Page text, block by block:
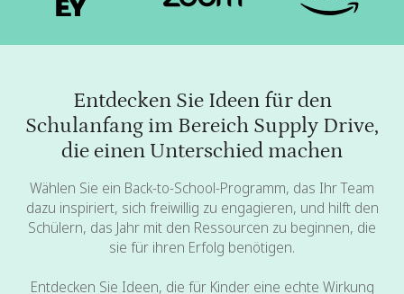
Entdecken Sie Ideen für den
Schulanfang im Bereich Supply Drive,
die einen Unterschied machen
Wählen Sie ein Back-to-School-Programm, das Ihr Team
dazu inspiriert, sich freiwillig zu engagieren, und hilft den
Schülern, das Jahr mit den Ressourcen zu beginnen, die
sie für ihren Erfolg benötigen.
Entdecken Sie Ideen, die für Kinder eine echte Wirkung